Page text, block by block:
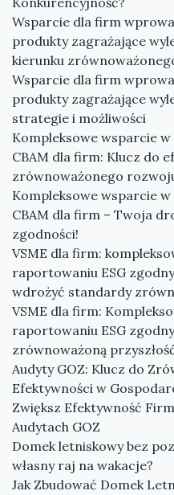
Wsparcie dla firm
produkty zagrażające
kierunku
Wsparcie dla firm
produkty zagrażające
strategie i możliwości
Kompleksowe wsparcie
CBAM dla firm: Klucz do
zrównoważonego
Kompleksowe wsparcie
CBAM dla firm – Twoja
zgodności!
VSME dla firm:
raportowaniu ESG
wdrożyć standardy
VSME dla firm:
raportowaniu ESG
zrównoważoną
Audyty GOZ: Klucz do
Efektywności w
Zwiększ Efektywność
Audytach GOZ
Domek letniskowy bez
własny raj na wakacje?
Jak Zbudować Domek